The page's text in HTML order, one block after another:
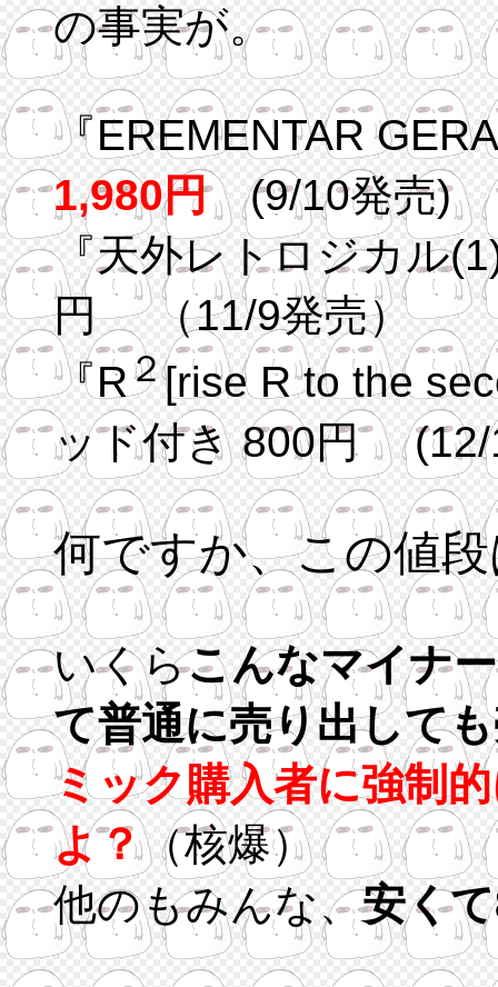
の事実が。
『
1,980円(9/10発売)
『天外レトロジカル
円 （11/9発売）
『R ２[rise R to the
ッド付き
何ですか、この値
いくらこんなマイナ
て普通に売り出して
ミック購入者に強制
よ？（核爆）
他のもみんな、安く